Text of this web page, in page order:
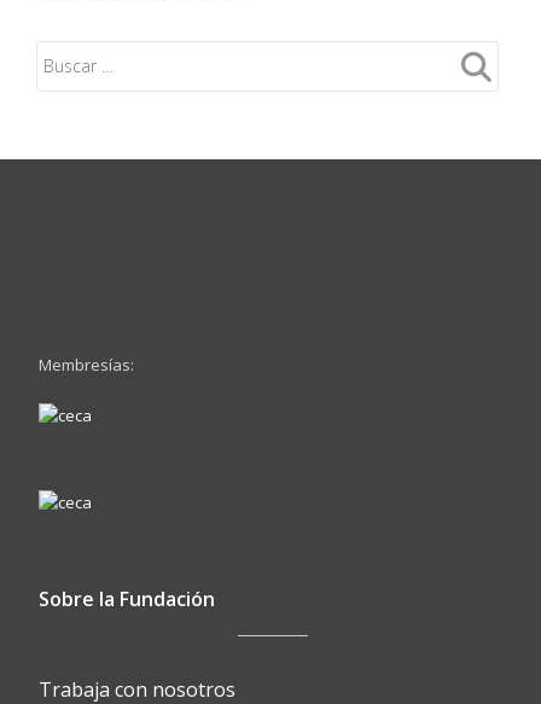
Membresías:
Sobre la Fundación
Trabaja con nosotros